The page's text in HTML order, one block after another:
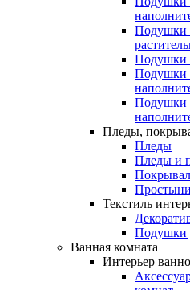
Подушки
Подушки
Подушки
Подушки
Пледы,
Пледы
Пледы и
Текстиль
Подушки
Ванная комната
Интерьер